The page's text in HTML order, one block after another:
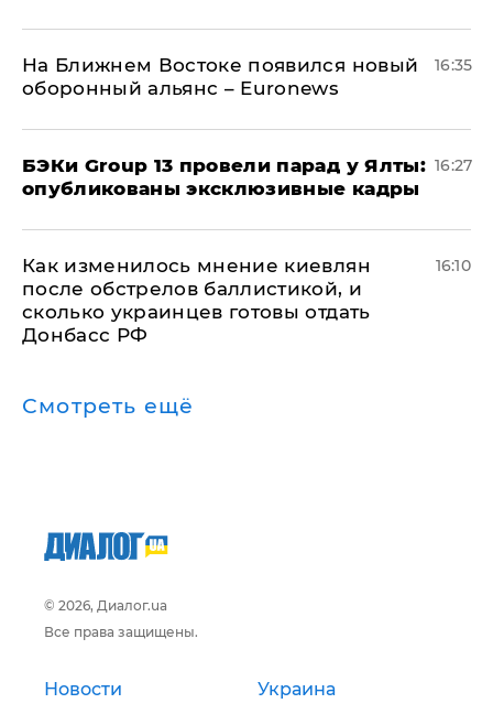
На Ближнем Востоке появился новый
оборонный альянс – Euronews
16:35
​БЭКи Group 13 провели парад у Ялты:
опубликованы эксклюзивные кадры
16:27
Как изменилось мнение киевлян
после обстрелов баллистикой, и
сколько украинцев готовы отдать
Донбасс РФ
16:10
Смотреть ещё
© 2026, Диалог.ua
Все права защищены.
Новости Украина